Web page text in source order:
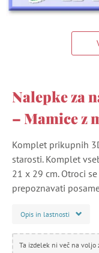
Nalepke za
– Mamice z
Komplet prikupnih
starosti. Komplet
21 x 29 cm. Otroci
prepoznavati
Opis in lastnosti
Ta izdelek ni več na voljo